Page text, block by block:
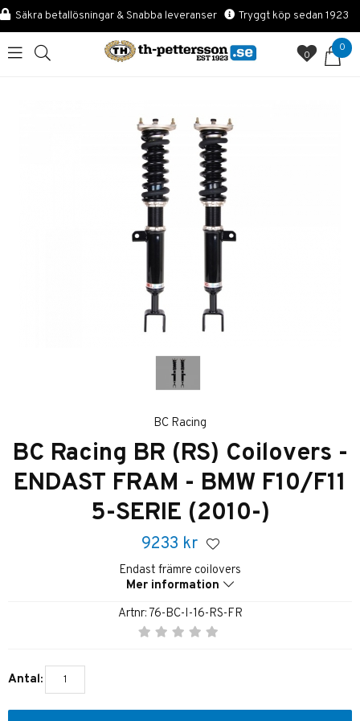
Säkra betallösningar & Snabba leveranser Tryggt köp sedan 1923
0
0
BC Racing
BC Racing BR (RS) Coilovers -
ENDAST FRAM - BMW F10/F11
5-SERIE (2010-)
9233 kr
Endast främre coilovers
Mer information
Artnr: 76-BC-I-16-RS-FR
Antal: